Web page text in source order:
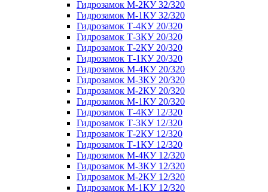
Гидрозамок М-2КУ 32/320
Гидрозамок М-1КУ 32/320
Гидрозамок Т-4КУ 20/320
Гидрозамок Т-3КУ 20/320
Гидрозамок Т-2КУ 20/320
Гидрозамок Т-1КУ 20/320
Гидрозамок М-4КУ 20/320
Гидрозамок М-3КУ 20/320
Гидрозамок М-2КУ 20/320
Гидрозамок М-1КУ 20/320
Гидрозамок Т-4КУ 12/320
Гидрозамок Т-3КУ 12/320
Гидрозамок Т-2КУ 12/320
Гидрозамок Т-1КУ 12/320
Гидрозамок М-4КУ 12/320
Гидрозамок М-3КУ 12/320
Гидрозамок М-2КУ 12/320
Гидрозамок М-1КУ 12/320